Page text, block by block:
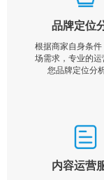
品牌定位
根据商家自身条件
场需求，专业的运
您品牌定位分
内容运营